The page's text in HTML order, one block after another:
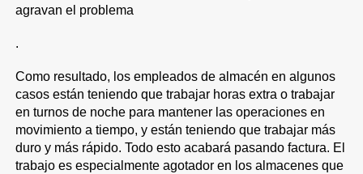
agravan el problema
.
Como resultado, los empleados de almacén en algunos
casos están teniendo que trabajar horas extra o trabajar
en turnos de noche para mantener las operaciones en
movimiento a tiempo, y están teniendo que trabajar más
duro y más rápido. Todo esto acabará pasando factura. El
trabajo es especialmente agotador en los almacenes que